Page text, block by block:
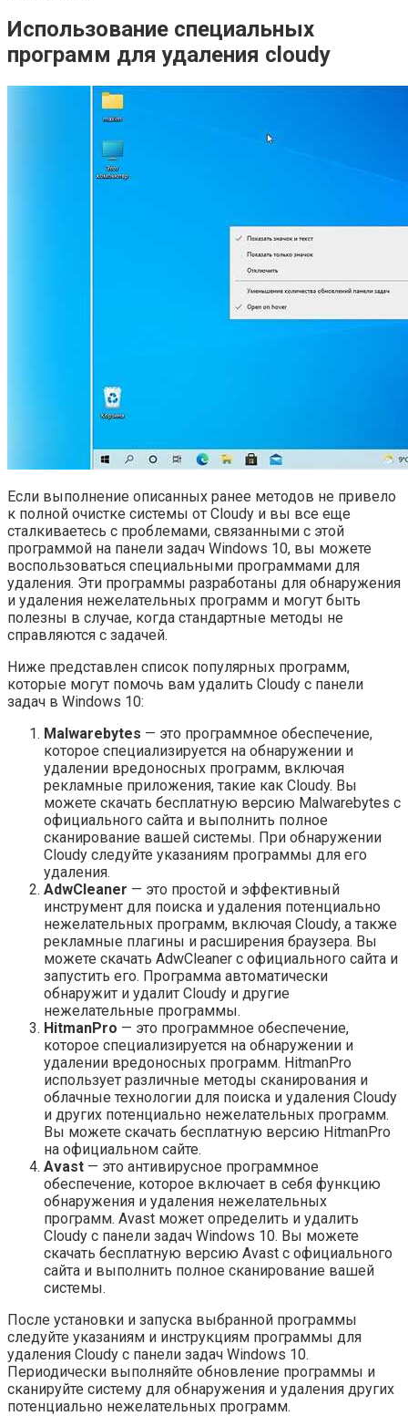
Использование специальных
программ для удаления cloudy
Если выполнение описанных ранее методов не привело
к полной очистке системы от Cloudy и вы все еще
сталкиваетесь с проблемами, связанными с этой
программой на панели задач Windows 10, вы можете
воспользоваться специальными программами для
удаления. Эти программы разработаны для обнаружения
и удаления нежелательных программ и могут быть
полезны в случае, когда стандартные методы не
справляются с задачей.
Ниже представлен список популярных программ,
которые могут помочь вам удалить Cloudy с панели
задач в Windows 10:
Malwarebytes — это программное обеспечение,
которое специализируется на обнаружении и
удалении вредоносных программ, включая
рекламные приложения, такие как Cloudy. Вы
можете скачать бесплатную версию Malwarebytes с
официального сайта и выполнить полное
сканирование вашей системы. При обнаружении
Cloudy следуйте указаниям программы для его
удаления.
AdwCleaner — это простой и эффективный
инструмент для поиска и удаления потенциально
нежелательных программ, включая Cloudy, а также
рекламные плагины и расширения браузера. Вы
можете скачать AdwCleaner с официального сайта и
запустить его. Программа автоматически
обнаружит и удалит Cloudy и другие
нежелательные программы.
HitmanPro — это программное обеспечение,
которое специализируется на обнаружении и
удалении вредоносных программ. HitmanPro
использует различные методы сканирования и
облачные технологии для поиска и удаления Cloudy
и других потенциально нежелательных программ.
Вы можете скачать бесплатную версию HitmanPro
на официальном сайте.
Avast — это антивирусное программное
обеспечение, которое включает в себя функцию
обнаружения и удаления нежелательных
программ. Avast может определить и удалить
Cloudy с панели задач Windows 10. Вы можете
скачать бесплатную версию Avast с официального
сайта и выполнить полное сканирование вашей
системы.
После установки и запуска выбранной программы
следуйте указаниям и инструкциям программы для
удаления Cloudy с панели задач Windows 10.
Периодически выполняйте обновление программы и
сканируйте систему для обнаружения и удаления других
потенциально нежелательных программ.